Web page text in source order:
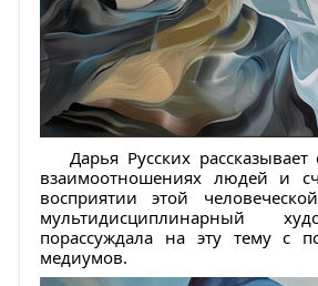
Дарья Русских
взаимоотношениях людей и
восприятии этой
мультидисциплинарный
порассуждала на эту тему с
медиумов.